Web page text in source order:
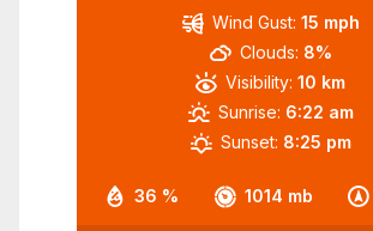
36 % 1014 mb
Wind Gust: 15 mph
Clouds: 8%
Visibility: 10 km
Sunrise: 6:22 am
Sunset: 8:25 pm